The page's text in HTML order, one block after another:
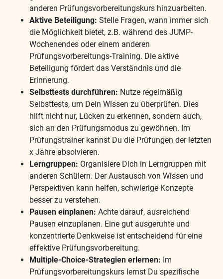
anderen Prüfungsvorbereitungskurs hinzuarbeiten.
Aktive Beteiligung: Stelle Fragen, wann immer sich
die Möglichkeit bietet, z.B. während des JUMP-
Wochenendes oder einem anderen
Prüfungsvorbereitungs-Training. Die aktive
Beteiligung fördert das Verständnis und die
Erinnerung.
Selbsttests durchführen: Nutze regelmäßig
Selbsttests, um Dein Wissen zu überprüfen. Dies
hilft nicht nur, Lücken zu erkennen, sondern auch,
sich an den Prüfungsmodus zu gewöhnen. Im
Prüfungstrainer kannst Du die Prüfungen der letzten
x Jahre absolvieren.
Lerngruppen: Organisiere Dich in Lerngruppen mit
anderen Schülern. Der Austausch von Wissen und
Perspektiven kann helfen, schwierige Konzepte
besser zu verstehen.
Pausen einplanen: Achte darauf, ausreichend
Pausen einzuplanen. Eine gut ausgeruhte und
konzentrierte Denkweise ist entscheidend für eine
effektive Prüfungsvorbereitung.
Multiple-Choice-Strategien erlernen: Im
Prüfungsvorbereitungskurs lernst Du spezifische